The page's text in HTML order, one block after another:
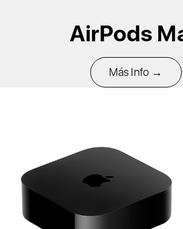
AirPods
Más Info →